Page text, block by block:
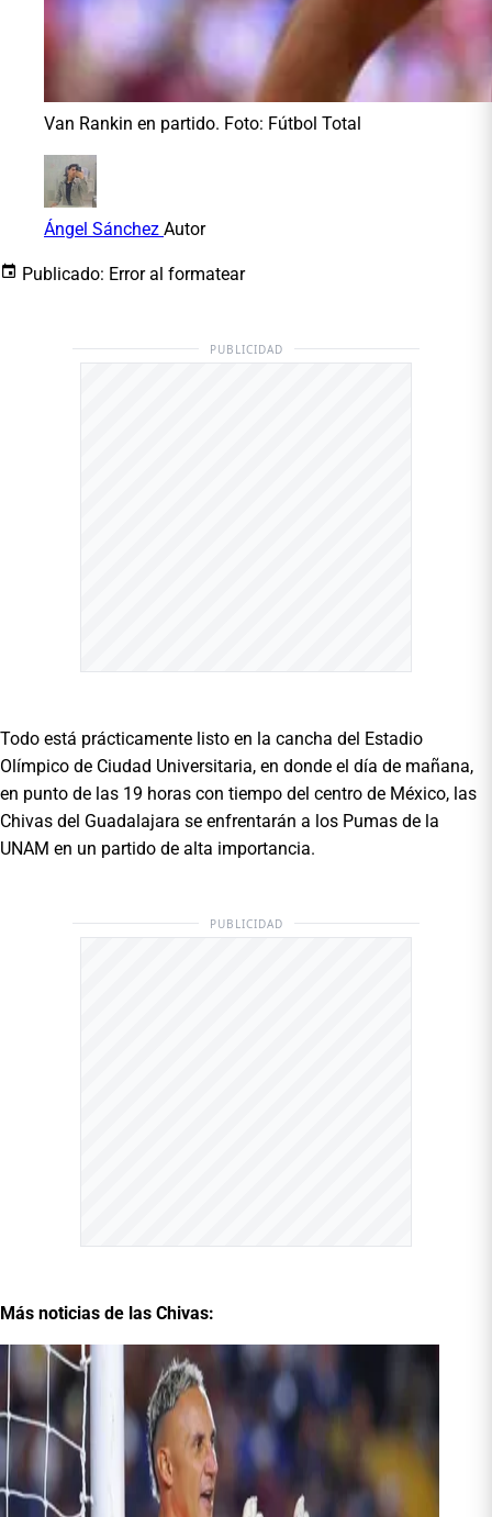
Van Rankin en partido. Foto: Fútbol Total
Ángel Sánchez Autor
Publicado: Error al formatear
PUBLICIDAD
Todo está prácticamente listo en la cancha del Estadio
Olímpico de Ciudad Universitaria, en donde el día de mañana,
en punto de las 19 horas con tiempo del centro de México, las
Chivas del Guadalajara se enfrentarán a los Pumas de la
UNAM en un partido de alta importancia.
PUBLICIDAD
Más noticias de las Chivas: